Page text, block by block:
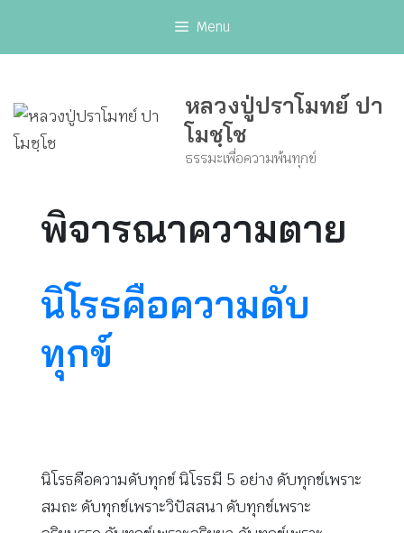
Menu
หลวงปู่ปราโมทย์ ปา
โมชฺโช
ธรรมะเพื่อความพ้นทุกข์
พิจารณาความตาย
นิโรธคือความดับ
ทุกข์
นิโรธคือความดับทุกข์ นิโรธมี 5 อย่าง ดับทุกข์เพราะ
สมถะ ดับทุกข์เพราะวิปัสสนา ดับทุกข์เพราะ